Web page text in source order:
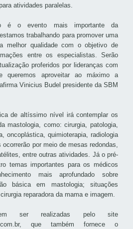
atividades paralelas.
é o evento mais importante da
trabalhando para promover uma
melhor qualidade com o objetivo de
entre os especialistas. Serão
proferidos por lideranças com
queremos aproveitar ao máximo a
Vinicius Budel presidente da SBM
de altíssimo nível irá contemplar os
mastologia, como: cirurgia, patologia,
oncoplástica, quimioterapia, radiologia
por meio de mesas redondas,
entre outras atividades. Já o pré-
temas importantes para os médicos
mais aprofundado sobre
básica em mastologia; situações
reparadora da mama e imagem.
ser realizadas pelo site
que também fornece o